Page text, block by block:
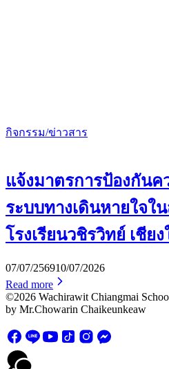
กิจกรรม/ข่าวสาร
แจ้งมาตรการป้องกัน
ระบบทางเดินหายใจใ
โรงเรียนวชิรวิทย์ เชีย
07/07/256910/07/2026
Read more
©2026 Wachirawit Chiangmai
by Mr.Chowarin Chaikeunkeaw